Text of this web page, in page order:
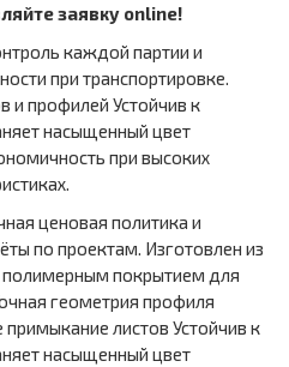
заявку online!
каждой партии и
при транспортировке.
и профилей Устойчив к
насыщенный цвет
при высоких
ценовая политика и
по проектам. Изготовлен из
полимерным покрытием для
геометрия профиля
примыкание листов Устойчив к
насыщенный цвет